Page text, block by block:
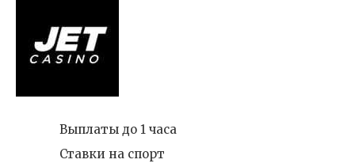
Выплаты до 1 часа
Ставки на спорт